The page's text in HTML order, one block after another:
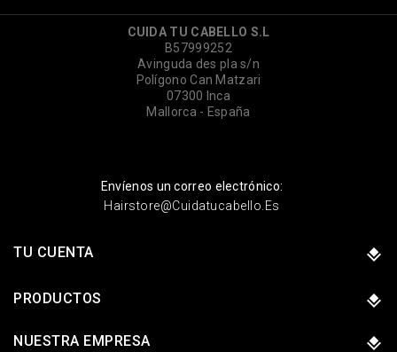
CUIDA TU CABELLO S.L
B57999252
Avinguda des pla s/n
Polígono Can Matzari
07300 Inca
Mallorca - España
Envíenos un correo electrónico:
Hairstore@cuidatucabello.es
TU CUENTA
PRODUCTOS
NUESTRA EMPRESA